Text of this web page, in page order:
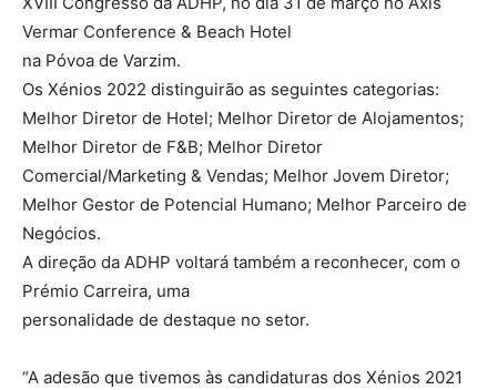
Vermar Conference & Beach Hotel
na Póvoa de Varzim.
Os Xénios 2022 distinguirão as seguintes categorias:
Melhor Diretor de Hotel; Melhor Diretor de Alojamentos;
Melhor Diretor de F&B; Melhor Diretor
Comercial/Marketing & Vendas; Melhor Jovem Diretor;
Melhor Gestor de Potencial Humano; Melhor Parceiro de
Negócios.
A direção da ADHP voltará também a reconhecer, com o
Prémio Carreira, uma
personalidade de destaque no setor.
“A adesão que tivemos às candidaturas dos Xénios 2021